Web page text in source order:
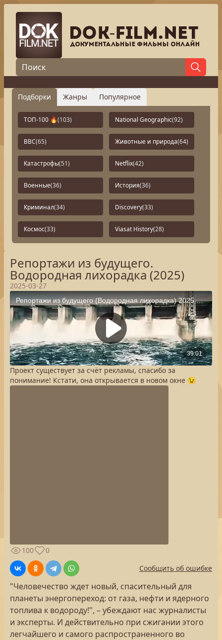
Подборки Жанры Популярное
ТОП-100 🔥(103) National Geographic(92)
BBC(65) Животные и природа(64)
Катастрофы(51) Netflix(42)
Военные(36) История(36)
Криминал(34) Discovery(33)
Космос(33) Viasat History(28)
Репортажи из будущего.
Водородная лихорадка (2025)
2025-03-27
Проект существует за счёт рекламы, спасибо за
понимание! Кстати, она открывается в новом окне 😉
100
0
Сообщить об ошибке
"Человечество ждет новый, спасительный для
планеты энергопереход: от газа, нефти и ядерного
топлива к водороду!", – убеждают нас журналисты
и эксперты. И действительно при сжигании этого
легчайшего и самого распространенного во